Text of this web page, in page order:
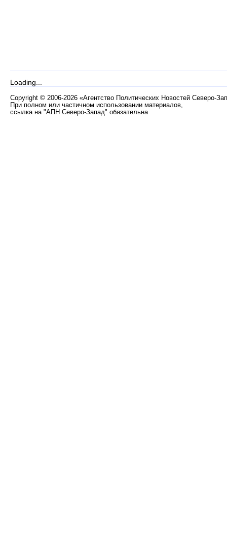
Loading...
Copyright © 2006-2026 «Агентство Политических Новостей Северо-
При полном или частичном использовании материалов,
ссылка на "АПН Северо-Запад" обязательна